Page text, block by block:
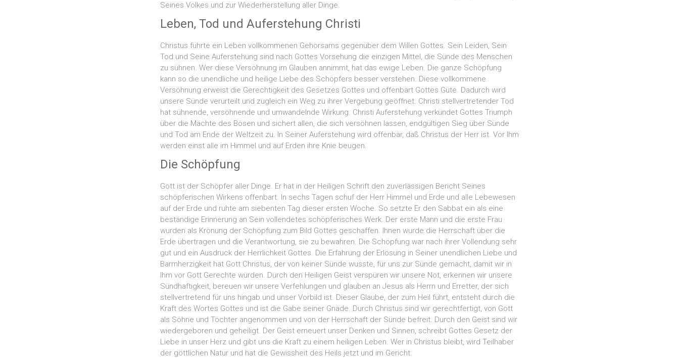
Seines Volkes und zur Wiederherstellung aller Dinge.
Leben, Tod und Auferstehung Christi
Christus führte ein Leben vollkommenen Gehorsams gegenüber dem Willen Gottes. Sein Leiden, Sein
Tod und Seine Auferstehung sind nach Gottes Vorsehung die einzigen Mittel, die Sünde des Menschen
zu sühnen. Wer diese Versöhnung im Glauben annimmt, hat das ewige Leben. Die ganze Schöpfung
kann so die unendliche und heilige Liebe des Schöpfers besser verstehen. Diese vollkommene
Versöhnung erweist die Gerechtigkeit des Gesetzes Gottes und offenbart Gottes Güte. Dadurch wird
unsere Sünde verurteilt und zugleich ein Weg zu ihrer Vergebung geöffnet. Christi stellvertretender Tod
hat sühnende, versöhnende und umwandelnde Wirkung. Christi Auferstehung verkündet Gottes Triumph
über die Mächte des Bösen und sichert allen, die sich versöhnen lassen, endgültigen Sieg über Sünde
und Tod am Ende der Weltzeit zu. In Seiner Auferstehung wird offenbar, daß Christus der Herr ist. Vor Ihm
werden einst alle im Himmel und auf Erden ihre Knie beugen.
Die Schöpfung
Gott ist der Schöpfer aller Dinge. Er hat in der Heiligen Schrift den zuverlässigen Bericht Seines
schöpferischen Wirkens offenbart. In sechs Tagen schuf der Herr Himmel und Erde und alle Lebewesen
auf der Erde und ruhte am siebenten Tag dieser ersten Woche. So setzte Er den Sabbat ein als eine
beständige Erinnerung an Sein vollendetes schöpferisches Werk. Der erste Mann und die erste Frau
wurden als Krönung der Schöpfung zum Bild Gottes geschaffen. Ihnen wurde die Herrschaft über die
Erde übertragen und die Verantwortung, sie zu bewahren. Die Schöpfung war nach ihrer Vollendung sehr
gut und ein Ausdruck der Herrlichkeit Gottes. Die Erfahrung der Erlösung in Seiner unendlichen Liebe und
Barmherzigkeit hat Gott Christus, der von keiner Sünde wusste, für uns zur Sünde gemacht, damit wir in
Ihm vor Gott Gerechte würden. Durch den Heiligen Geist verspüren wir unsere Not, erkennen wir unsere
Sündhaftigkeit, bereuen wir unsere Verfehlungen und glauben an Jesus als Herrn und Erretter, der sich
stellvertretend für uns hingab und unser Vorbild ist. Dieser Glaube, der zum Heil führt, entsteht durch die
Kraft des Wortes Gottes und ist die Gabe seiner Gnade. Durch Christus sind wir gerechtfertigt, von Gott
als Söhne und Töchter angenommen und von der Herrschaft der Sünde befreit. Durch den Geist sind wir
wiedergeboren und geheiligt. Der Geist erneuert unser Denken und Sinnen, schreibt Gottes Gesetz der
Liebe in unser Herz und gibt uns die Kraft zu einem heiligen Leben. Wer in Christus bleibt, wird Teilhaber
der göttlichen Natur und hat die Gewissheit des Heils jetzt und im Gericht.